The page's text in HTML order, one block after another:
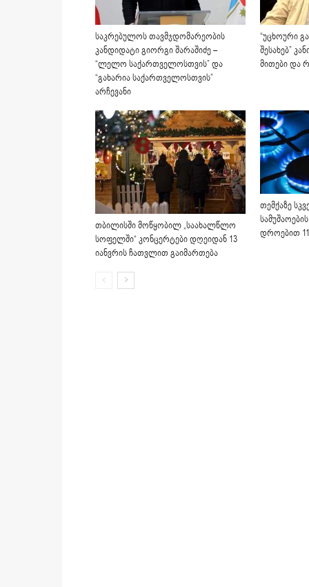
საკრებულოს თავმჯდომარეობის
კანდიდატი გიორგი შარაშიძე –
“ლელო საქართველოსთვის” და
“გახარია საქართველოსთვის”
არჩევანი
“უცხოური
შესახებ”
მითები და
თბილისში მოწყობილ „საახალწლო
სოფელში“ კონცერტები დღეიდან 13
იანვრის ჩათვლით გაიმართება
თემქაზე
დროებით 11